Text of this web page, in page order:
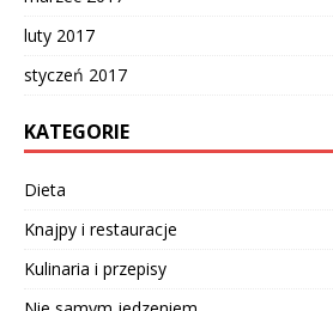
luty 2017
styczeń 2017
KATEGORIE
Dieta
Knajpy i restauracje
Kulinaria i przepisy